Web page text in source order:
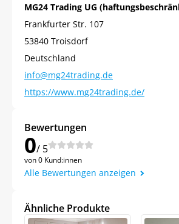
MG24 Trading UG
Frankfurter Str. 107
53840 Troisdorf
Deutschland
info@mg24trading.de
https://www.mg24trading.de/
Bewertungen
0/ 5
von 0 Kund:innen
Alle Bewertungen anzeigen
Ähnliche Produkte